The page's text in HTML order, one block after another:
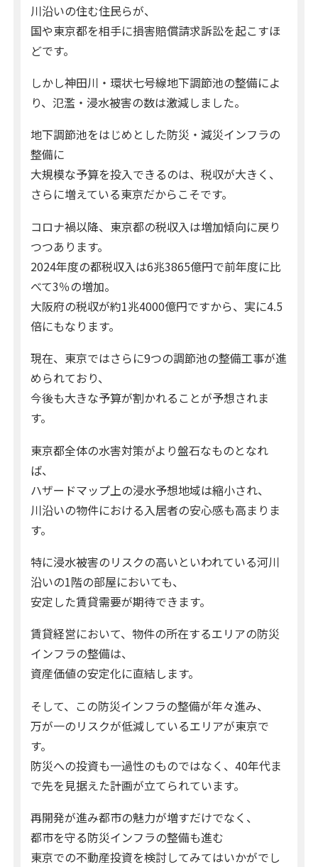
川沿いの住む住民らが、
国や東京都を相手に損害賠償請求訴訟を起こすほ
どです。
しかし神田川・環状七号線地下調節池の整備によ
り、氾濫・浸水被害の数は激減しました。
地下調節池をはじめとした防災・減災インフラの
整備に
大規模な予算を投入できるのは、税収が大きく、
さらに増えている東京だからこそです。
コロナ禍以降、東京都の税収入は増加傾向に戻り
つつあります。
2024年度の都税収入は6兆3865億円で前年度に比
べて3％の増加。
大阪府の税収が約1兆4000億円ですから、実に4.5
倍にもなります。
現在、東京ではさらに9つの調節池の整備工事が進
められており、
今後も大きな予算が割かれることが予想されま
す。
東京都全体の水害対策がより盤石なものとなれ
ば、
ハザードマップ上の浸水予想地域は縮小され、
川沿いの物件における入居者の安心感も高まりま
す。
特に浸水被害のリスクの高いといわれている河川
沿いの1階の部屋においても、
安定した賃貸需要が期待できます。
賃貸経営において、物件の所在するエリアの防災
インフラの整備は、
資産価値の安定化に直結します。
そして、この防災インフラの整備が年々進み、
万が一のリスクが低減しているエリアが東京で
す。
防災への投資も一過性のものではなく、40年代ま
で先を見据えた計画が立てられています。
再開発が進み都市の魅力が増すだけでなく、
都市を守る防災インフラの整備も進む
東京での不動産投資を検討してみてはいかがでし